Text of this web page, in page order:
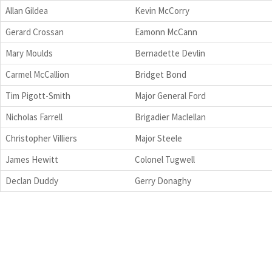
Allan Gildea
Kevin McCorry
Gerard Crossan
Eamonn McCann
Mary Moulds
Bernadette Devlin
Carmel McCallion
Bridget Bond
Tim Pigott-Smith
Major General Ford
Nicholas Farrell
Brigadier Maclellan
Christopher Villiers
Major Steele
James Hewitt
Colonel Tugwell
Declan Duddy
Gerry Donaghy